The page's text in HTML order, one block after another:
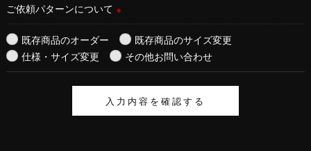
ご依頼パターンについて ※
既存商品のオーダー
既存商品のサイズ変更
仕様・サイズ変更
その他お問い合わせ